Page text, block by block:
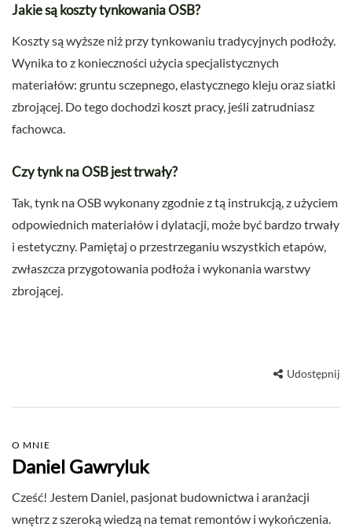
Jakie są koszty tynkowania OSB?
Koszty są wyższe niż przy tynkowaniu tradycyjnych podłoży.
Wynika to z konieczności użycia specjalistycznych
materiałów: gruntu sczepnego, elastycznego kleju oraz siatki
zbrojącej. Do tego dochodzi koszt pracy, jeśli zatrudniasz
fachowca.
Czy tynk na OSB jest trwały?
Tak, tynk na OSB wykonany zgodnie z tą instrukcją, z użyciem
odpowiednich materiałów i dylatacji, może być bardzo trwały
i estetyczny. Pamiętaj o przestrzeganiu wszystkich etapów,
zwłaszcza przygotowania podłoża i wykonania warstwy
zbrojącej.
Udostępnij
O MNIE
Daniel Gawryluk
Cześć! Jestem Daniel, pasjonat budownictwa i aranżacji
wnętrz z szeroką wiedzą na temat remontów i wykończenia.